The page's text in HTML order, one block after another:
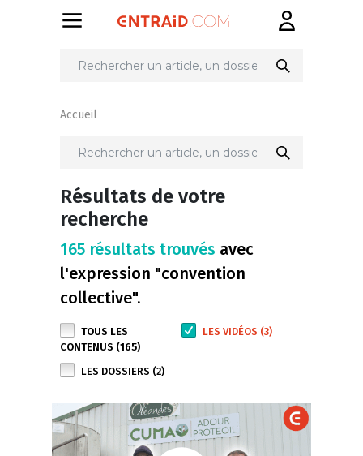
Accueil
Résultats de votre
recherche
165 résultats trouvés avec
l'expression "convention
collective".
TOUS LES
CONTENUS (165)
LES VIDÉOS (3)
LES DOSSIERS (2)